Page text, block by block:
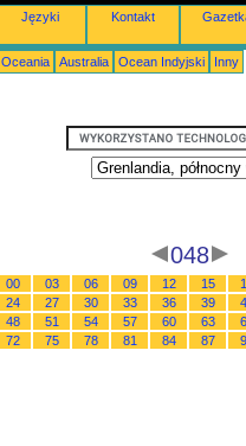
Języki Kontakt
Oceania Australia Ocean Indyjski Inny
048
00 03 06 09 12 15
24
27 30 33 36 39
48
51 54 57 60 63
72
75 78 81 84 87